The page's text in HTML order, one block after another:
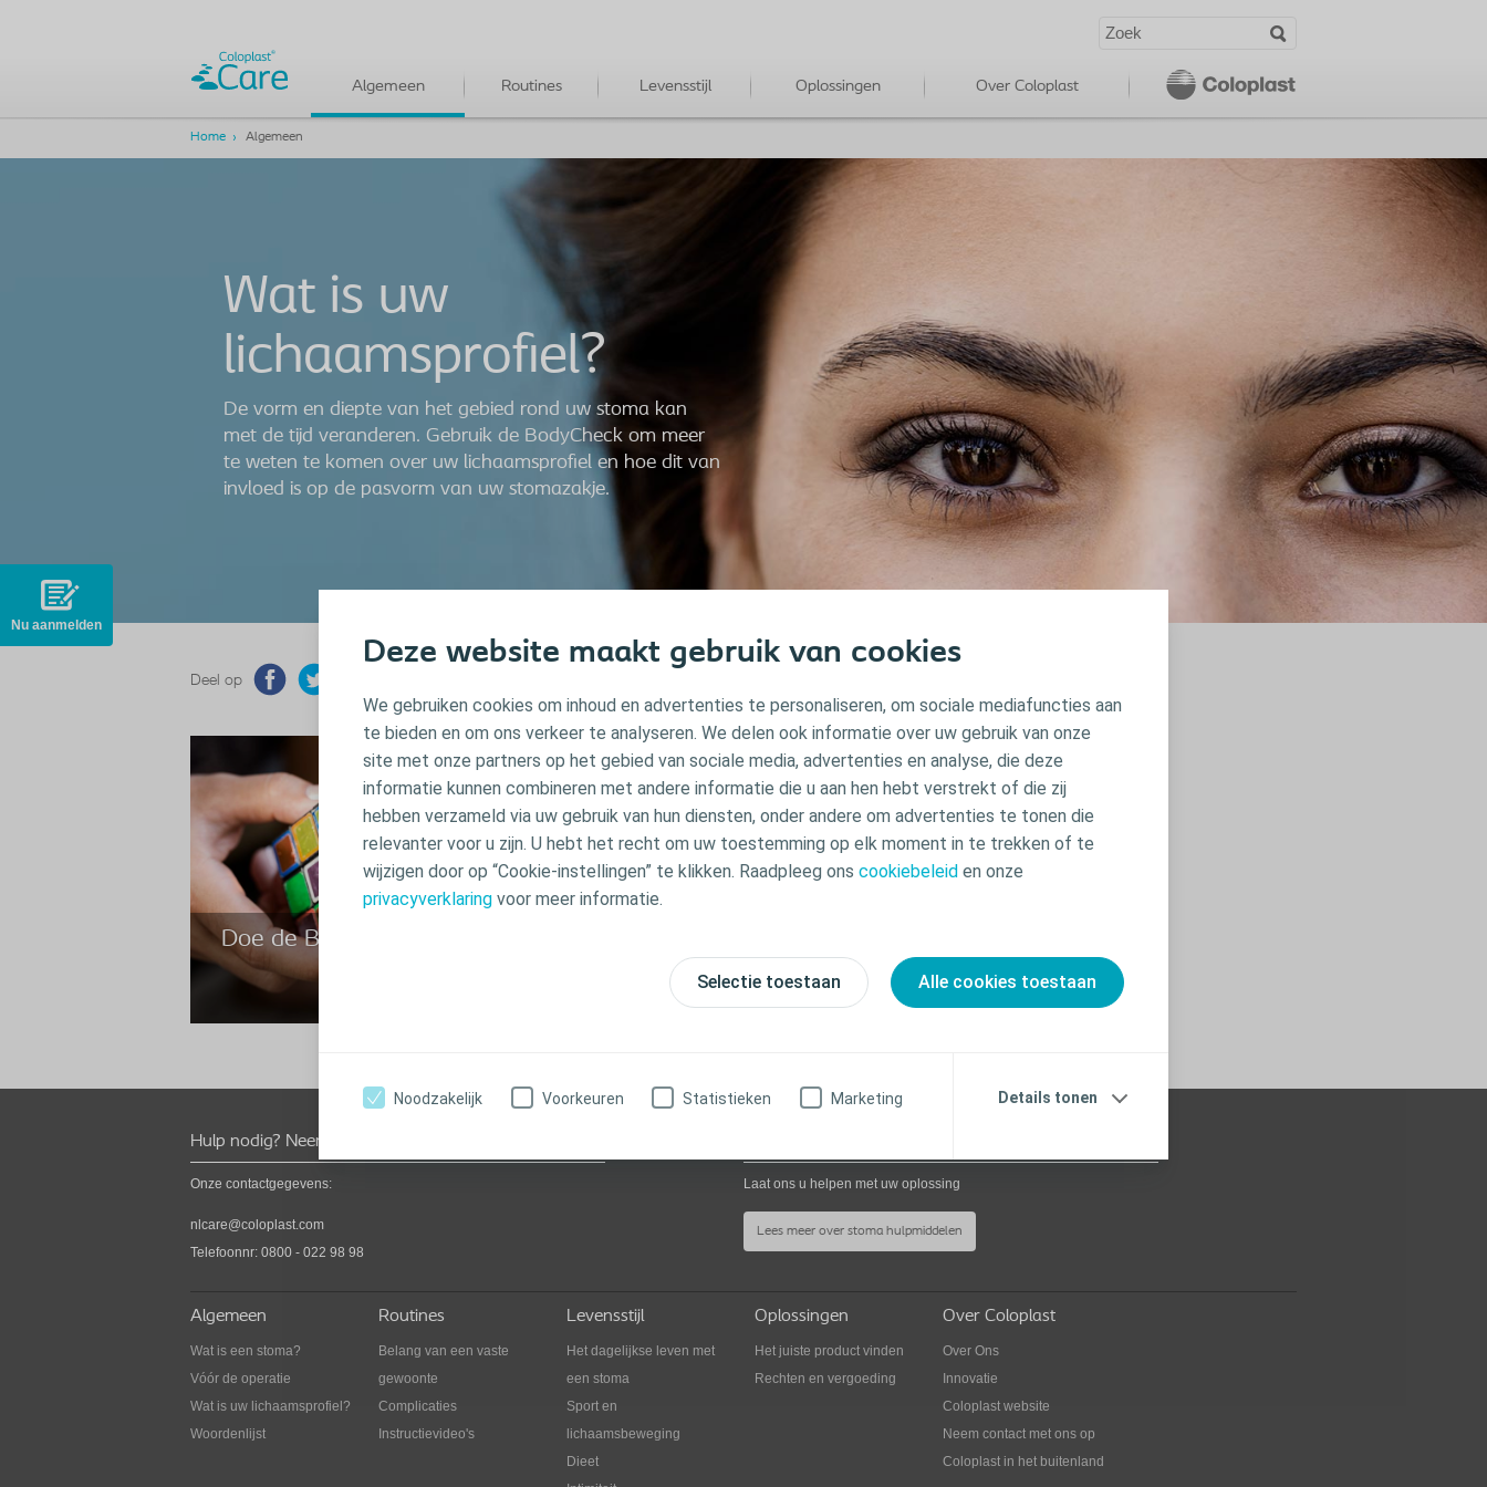
Deze website maakt gebruik van cookies
We gebruiken cookies om inhoud en advertenties te personaliseren, om sociale mediafuncties aan
te bieden en om ons verkeer te analyseren. We delen ook informatie over uw gebruik van onze
site met onze partners op het gebied van sociale media, advertenties en analyse, die deze
informatie kunnen combineren met andere informatie die u aan hen hebt verstrekt of die zij
hebben verzameld via uw gebruik van hun diensten, onder andere om advertenties te tonen die
relevanter voor u zijn. U hebt het recht om uw toestemming op elk moment in te trekken of te
wijzigen door op “Cookie-instellingen” te klikken. Raadpleeg ons cookiebeleid en onze
privacyverklaring voor meer informatie.
Selectie toestaan Alle cookies toestaan
Noodzakelijk Voorkeuren Statistieken Marketing Details tonen
Algemeen Routines Levensstijl Oplossingen Over Coloplast
Home Algemeen
Wat is uw
lichaamsprofiel?
De vorm en diepte van het gebied rond uw stoma kan
met de tijd veranderen. Gebruik de BodyCheck om meer
te weten te komen over uw lichaamsprofiel en hoe dit van
invloed is op de pasvorm van uw stomazakje.
Deel op
Doe de BodyCheck
geschikt is voor uw lichaamsprofiel.
Ontvang uw
persoonlijke
ondersteunings-
Meld u hier aan
Nu aanmelden
Hulp nodig? Neem contact op
Onze contactgegevens:
nlcare@coloplast.com
Telefoonnr: 0800 - 022 98 98
Laat ons u helpen met uw oplossing
Lees meer over stoma hulpmiddelen
Algemeen
Wat is een stoma?
Vóór de operatie
Wat is uw lichaamsprofiel?
Woordenlijst
Routines
Belang van een vaste
gewoonte
Complicaties
Instructievideo's
Levensstijl
Het dagelijkse leven met
een stoma
Sport en
lichaamsbeweging
Dieet
Oplossingen
Het juiste product vinden
Rechten en vergoeding
Over Coloplast
Over Ons
Innovatie
Coloplast website
Neem contact met ons op
Coloplast in het buitenland